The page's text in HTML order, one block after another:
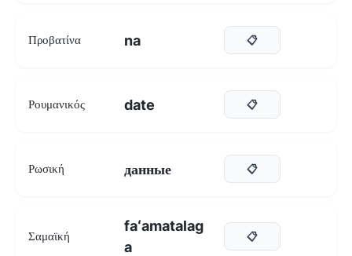
Προβατίνα na 📋
Ρουμανικός date 📋
Ρωσική данные 📋
Σαμαϊκή
faʻamatalag
a
📋